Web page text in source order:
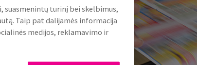
suasmenintų turinį bei skelbimus,
Taip pat dalijamės informacija
medijos, reklamavimo ir